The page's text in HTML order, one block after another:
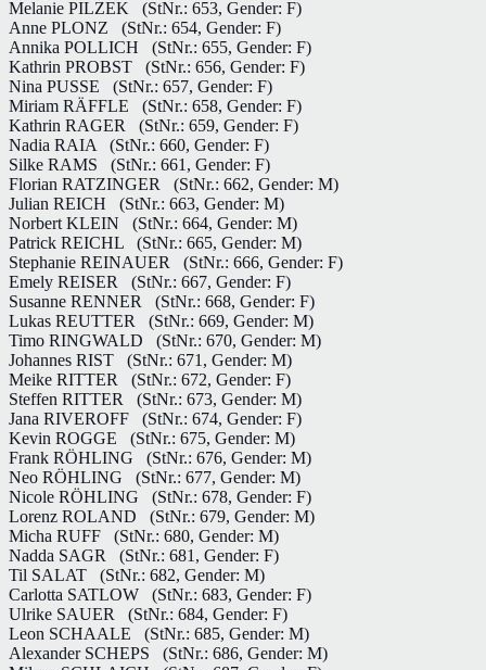
Melanie PILZEK
(StNr.: 653, Gender: F)
Anne PLONZ
(StNr.: 654, Gender: F)
Annika POLLICH
(StNr.: 655, Gender: F)
Kathrin PROBST
(StNr.: 656, Gender: F)
Nina PUSSE
(StNr.: 657, Gender: F)
Miriam RÄFFLE
(StNr.: 658, Gender: F)
Kathrin RAGER
(StNr.: 659, Gender: F)
Nadia RAIA
(StNr.: 660, Gender: F)
Silke RAMS
(StNr.: 661, Gender: F)
Florian RATZINGER
(StNr.: 662, Gender: M)
Julian REICH
(StNr.: 663, Gender: M)
Norbert KLEIN
(StNr.: 664, Gender: M)
Patrick REICHL
(StNr.: 665, Gender: M)
Stephanie REINAUER
(StNr.: 666, Gender: F)
Emely REISER
(StNr.: 667, Gender: F)
Susanne RENNER
(StNr.: 668, Gender: F)
Lukas REUTTER
(StNr.: 669, Gender: M)
Timo RINGWALD
(StNr.: 670, Gender: M)
Johannes RIST
(StNr.: 671, Gender: M)
Meike RITTER
(StNr.: 672, Gender: F)
Steffen RITTER
(StNr.: 673, Gender: M)
Jana RIVEROFF
(StNr.: 674, Gender: F)
Kevin ROGGE
(StNr.: 675, Gender: M)
Frank RÖHLING
(StNr.: 676, Gender: M)
Neo RÖHLING
(StNr.: 677, Gender: M)
Nicole RÖHLING
(StNr.: 678, Gender: F)
Lorenz ROLAND
(StNr.: 679, Gender: M)
Micha RUFF
(StNr.: 680, Gender: M)
Nadda SAGR
(StNr.: 681, Gender: F)
Til SALAT
(StNr.: 682, Gender: M)
Carlotta SATLOW
(StNr.: 683, Gender: F)
Ulrike SAUER
(StNr.: 684, Gender: F)
Leon SCHAALE
(StNr.: 685, Gender: M)
Alexander SCHEPS
(StNr.: 686, Gender: M)